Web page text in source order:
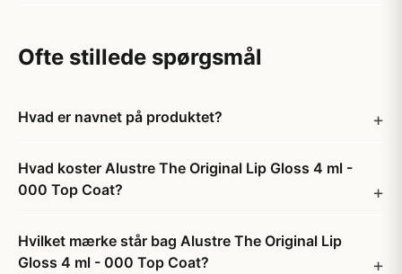
Ofte stillede spørgsmål
Hvad er navnet på produktet?
Hvad koster Alustre The Original Lip Gloss 4 ml -
000 Top Coat?
Hvilket mærke står bag Alustre The Original Lip
Gloss 4 ml - 000 Top Coat?